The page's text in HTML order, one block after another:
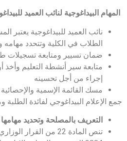
المهام البيداغوجية لنائب العميد
نائب العميد للبيداغوجية يعتبر
الطلاب في الكلية وتتحدد مهامه
ضمان تسيير ومتابعة تسجيلات
متابعة سير أنشطة التعليم وأخذ
إجراء من أجل تحسينه
مسك القائمة الإسمية والإحصائية
جمع الإعلام البيداغوجي لفائدة الطلبة
التعريف بالمصلحة وتحديد مهامها